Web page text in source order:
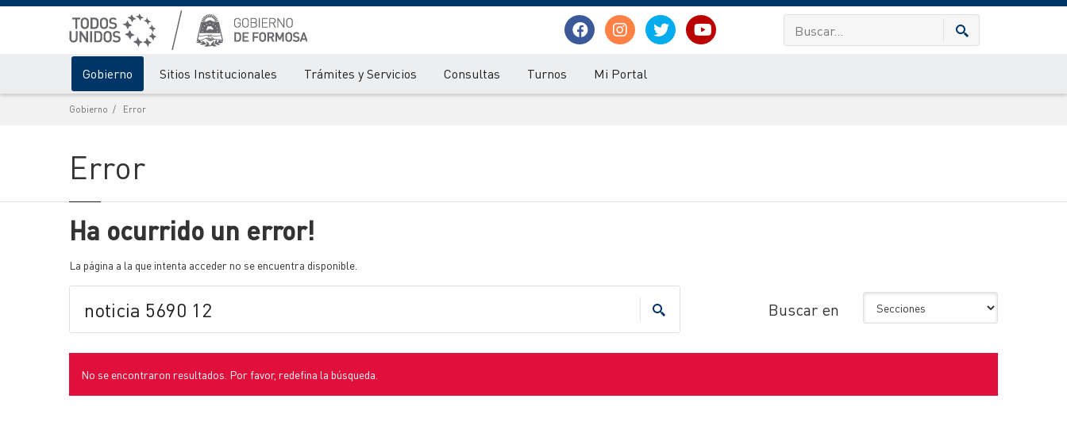
Gobierno Sitios Institucionales Trámites y Servicios Consultas Turnos Mi Portal
Gobierno Error
Error
Ha ocurrido un error!
La página a la que intenta acceder no se encuentra disponible.
Buscar en
No se encontraron resultados. Por favor, redefina la búsqueda.